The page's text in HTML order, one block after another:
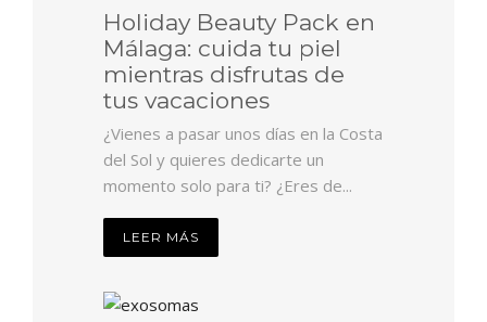
Holiday Beauty Pack en
Málaga: cuida tu piel
mientras disfrutas de
tus vacaciones
¿Vienes a pasar unos días en la Costa
del Sol y quieres dedicarte un
momento solo para ti? ¿Eres de...
LEER MÁS